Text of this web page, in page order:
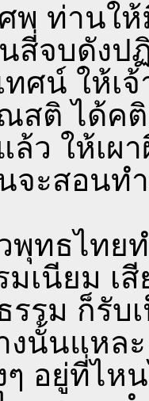
พ ท่านให้
สี่จบดังป
ทศน์ ให้เ
สติ ได้คติ
ล้ว ให้เผ
จะสอนท
พุทธไทย
มเนียม เ
รรม ก็รับ
งนั้นแหล
ๆ อยู่ที่ไห